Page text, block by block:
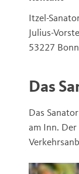
Itzel-
Julius-
53227
Das
Das
am Inn.